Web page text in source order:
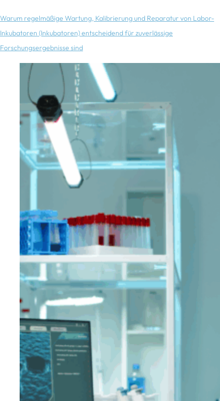
Warum regelmäßige Wartung, Kalibrierung und Reparatur von Labor-
Inkubatoren (Inkubatoren) entscheidend für zuverlässige
Forschungsergebnisse sind